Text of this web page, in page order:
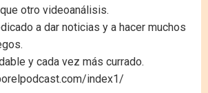
otro videoanálisis.
a dar noticias y a hacer muchos
y cada vez más currado.
index1/